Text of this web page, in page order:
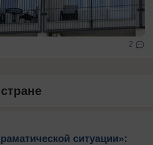
2
ситуации»: